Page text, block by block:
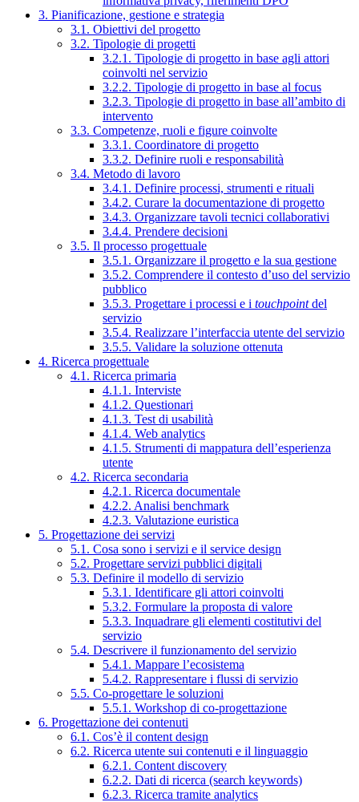
3. Pianificazione, gestione e strategia
3.1. Obiettivi del progetto
3.2. Tipologie di progetti
3.2.1. Tipologie di progetto in base agli attori
coinvolti nel servizio
3.2.2. Tipologie di progetto in base al focus
3.2.3. Tipologie di progetto in base all’ambito di
intervento
3.3. Competenze, ruoli e figure coinvolte
3.3.1. Coordinatore di progetto
3.3.2. Definire ruoli e responsabilità
3.4. Metodo di lavoro
3.4.1. Definire processi, strumenti e rituali
3.4.2. Curare la documentazione di progetto
3.4.3. Organizzare tavoli tecnici collaborativi
3.4.4. Prendere decisioni
3.5. Il processo progettuale
3.5.1. Organizzare il progetto e la sua gestione
3.5.2. Comprendere il contesto d’uso del servizio
pubblico
3.5.3. Progettare i processi e i touchpointdel
servizio
3.5.4. Realizzare l’interfaccia utente del servizio
3.5.5. Validare la soluzione ottenuta
4. Ricerca progettuale
4.1. Ricerca primaria
4.1.1. Interviste
4.1.2. Questionari
4.1.3. Test di usabilità
4.1.4. Web analytics
4.1.5. Strumenti di mappatura dell’esperienza
utente
4.2. Ricerca secondaria
4.2.1. Ricerca documentale
4.2.2. Analisi benchmark
4.2.3. Valutazione euristica
5. Progettazione dei servizi
5.1. Cosa sono i servizi e il service design
5.2. Progettare servizi pubblici digitali
5.3. Definire il modello di servizio
5.3.1. Identificare gli attori coinvolti
5.3.2. Formulare la proposta di valore
5.3.3. Inquadrare gli elementi costitutivi del
servizio
5.4. Descrivere il funzionamento del servizio
5.4.1. Mappare l’ecosistema
5.4.2. Rappresentare i flussi di servizio
5.5. Co-progettare le soluzioni
5.5.1. Workshop di co-progettazione
6. Progettazione dei contenuti
6.1. Cos’è il content design
6.2. Ricerca utente sui contenuti e il linguaggio
6.2.1. Content discovery
6.2.2. Dati di ricerca (search keywords)
6.2.3. Ricerca tramite analytics